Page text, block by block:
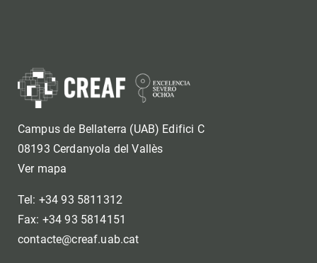
Campus de Bellaterra (UAB) Edifici C
08193 Cerdanyola del Vallès
Ver mapa
Tel: +34 93 5811312
Fax: +34 93 5814151
contacte@creaf.uab.cat